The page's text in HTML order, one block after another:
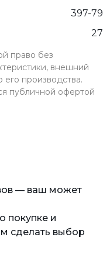
397-79
27
право без
внешний
производства.
публичной офертой
— ваш может
покупке и
сделать выбор